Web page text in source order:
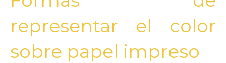
representar el color
sobre papel impreso